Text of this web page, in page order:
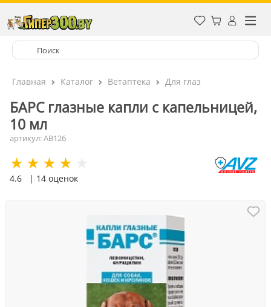
Главная Каталог Ветаптека Для глаз
БАРС глазные капли с капельницей,
10 мл
артикул: AB126
4.6 | 14 оценок